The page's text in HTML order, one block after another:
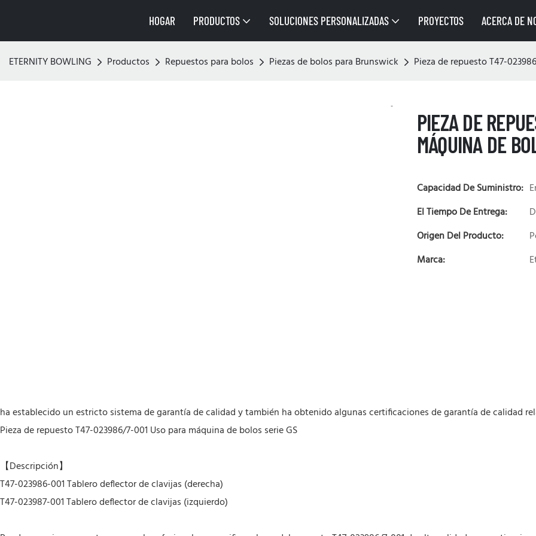
HOGAR PRODUCTOS SOLUCIONES PERSONALIZADAS PROYECTOS ACERCA DE
ETERNITY BOWLING Productos Repuestos para bolos Piezas de bolos para Brunswick Pieza de repuesto T47-
PIEZA DE
MÁQUINA DE
Capacidad De Suministro:
El Tiempo De Entrega:
Origen Del Producto:
Marca:
ha establecido un estricto sistema de garantía de calidad y también ha obtenido algunas certificaciones de garantía de calidad
Pieza de repuesto T47-023986/7-001 Uso para máquina de bolos serie GS
【Descripción】
T47-023986-001 Tablero deflector de clavijas (derecha)
T47-023987-001 Tablero deflector de clavijas (izquierdo)